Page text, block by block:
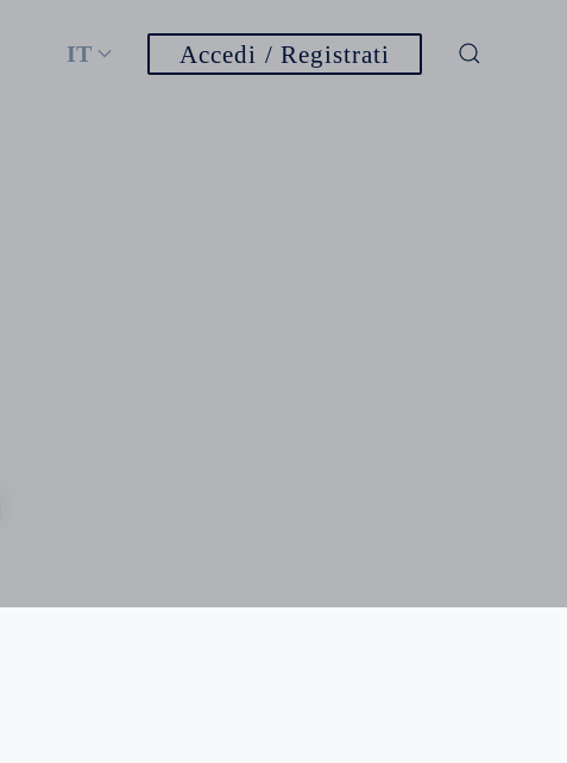
IT Accedi / Registrati